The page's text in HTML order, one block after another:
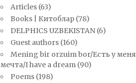
Articles(63)
Books | Китоблар(78)
DELPHICS UZBEKISTAN(6)
Guest authors(160)
Mening bir orzuim bor/Есть у меня
мечта/I have a dream(90)
Poems(198)